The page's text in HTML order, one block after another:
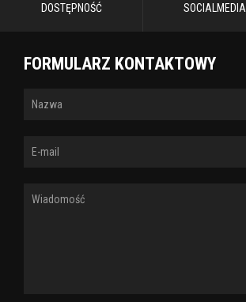
DOSTĘPNOŚĆ SOCIALMEDIA
FORMULARZ KONTAKTOWY